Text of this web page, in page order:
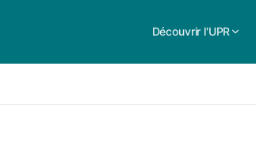
Découvrir l'UPR